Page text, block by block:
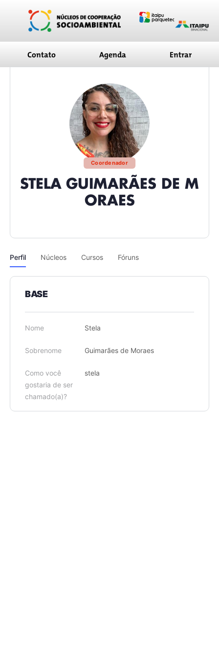
conteúdo
Contato Agenda Entrar
Coordenador
STELA GUIMARÃES DE M
ORAES
Perfil Núcleos Cursos Fóruns
BASE
Nome Stela
Sobrenome Guimarães de Moraes
Como você
gostaria de ser
chamado(a)?
stela